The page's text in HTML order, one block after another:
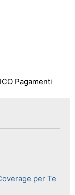
Pagamenti
per Te